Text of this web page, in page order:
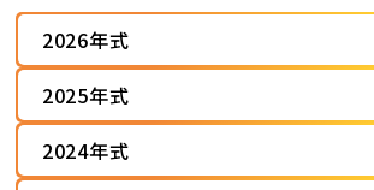
2026年式
2025年式
2024年式